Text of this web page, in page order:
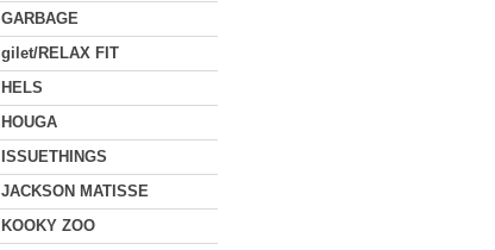
GARBAGE
gilet/RELAX FIT
HELS
HOUGA
ISSUETHINGS
JACKSON MATISSE
KOOKY ZOO